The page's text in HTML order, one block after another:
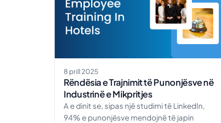
8 prill 2025
Rëndësia e Trajnimit të Punonjësve në
Industrinë e Mikpritjes
A e dinit se, sipas një studimi të LinkedIn,
94% e punonjësve mendojnë të japin